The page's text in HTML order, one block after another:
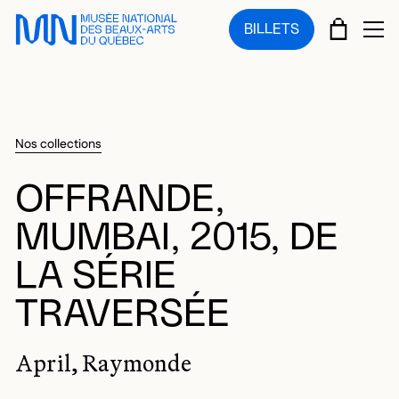
Sauter au menu principal
Sauter au contenu principal
Sauter au pied de page
BILLETS PANIER
Nos collections
OFFRANDE,
MUMBAI, 2015, DE
LA SÉRIE
TRAVERSÉE
April, Raymonde